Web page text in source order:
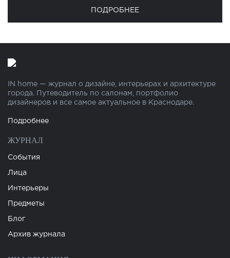
ПОДРОБНЕЕ
IN home — журнал о дизайне, интерьерах и архитектуре
города. Путеводитель по салонам, портфолио
дизайнеров и все самое актуальное в Краснодаре.
Подробнее
ЖУРНАЛ
События
Лица
Интерьеры
Предметы
Блог
Архив журнала